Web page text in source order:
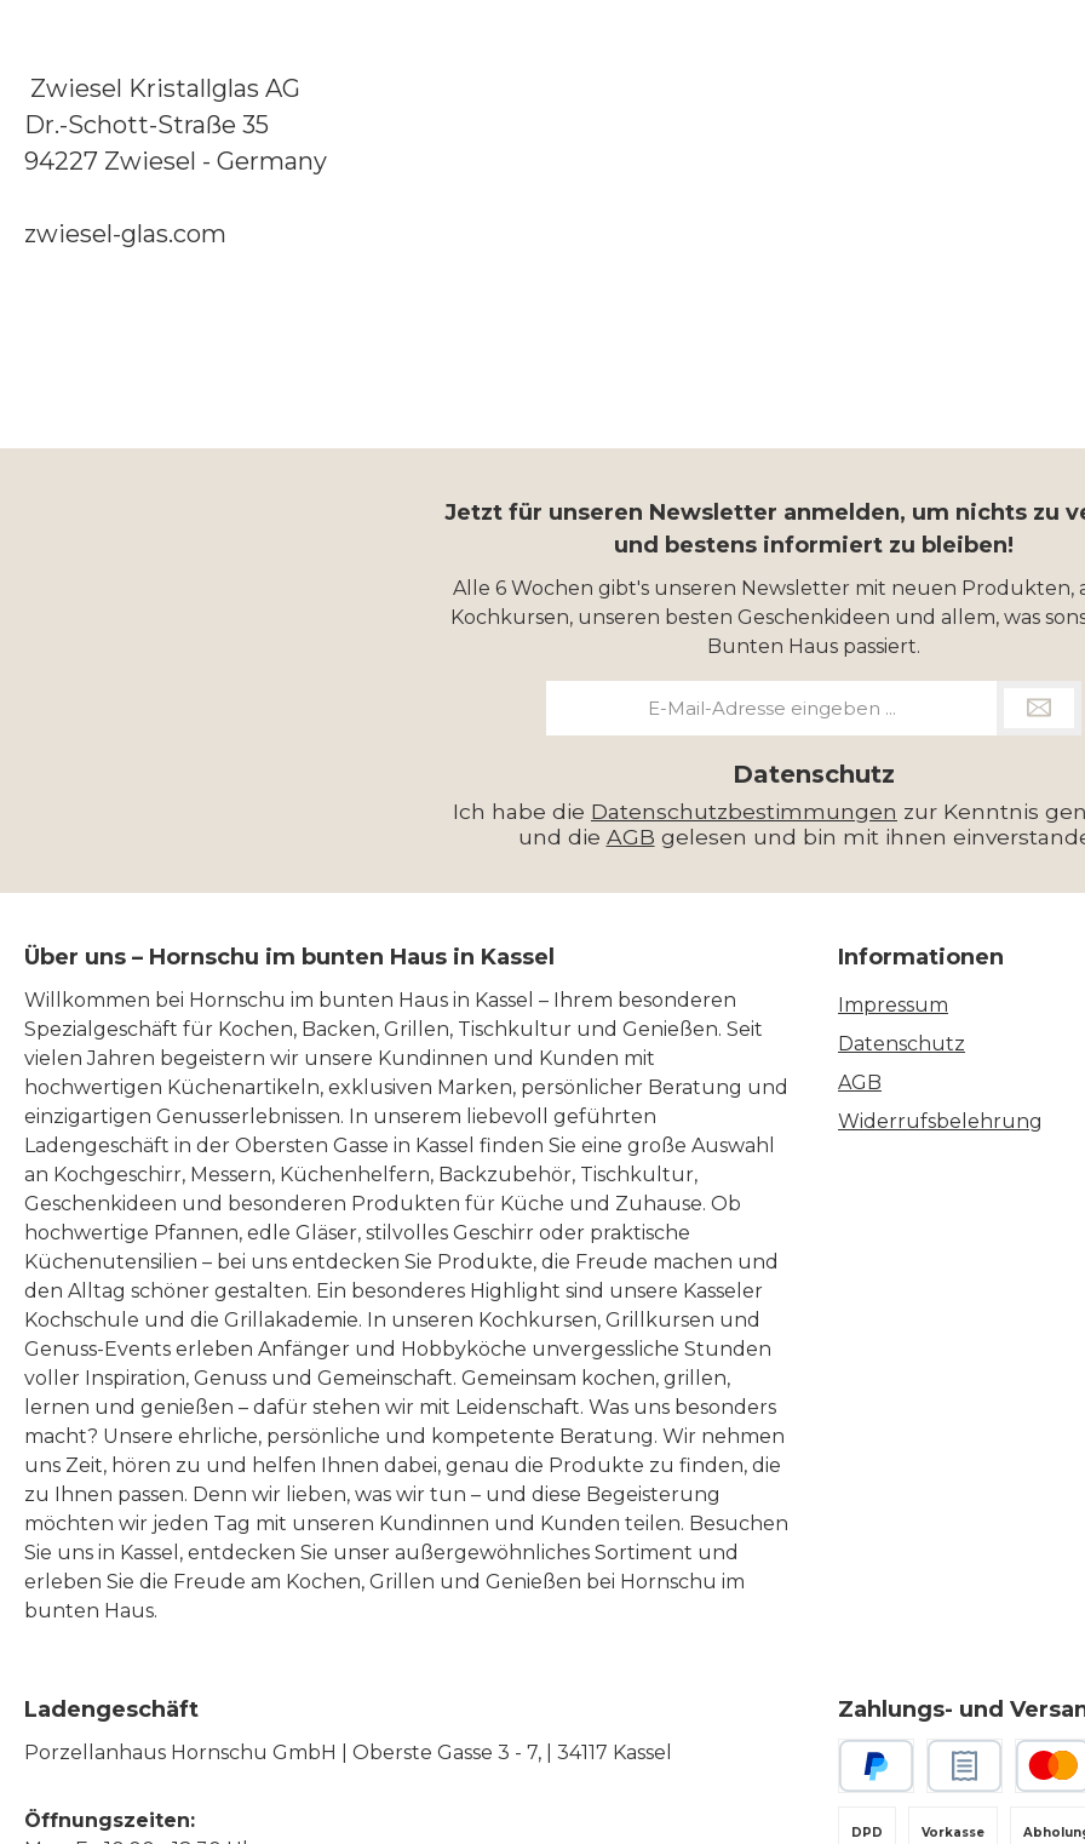
Zwiesel Kristallglas AG
Dr.-Schott-Straße 35
94227 Zwiesel - Germany
zwiesel-glas.com
Jetzt für unseren Newsletter anmelden, um nichts zu
und bestens informiert zu bleiben!
Alle 6 Wochen gibt's unseren Newsletter mit neuen Produkten,
Kochkursen, unseren besten Geschenkideen und allem, was
Bunten Haus passiert.
Datenschutz
Ich habe die Datenschutzbestimmungen zur Kenntnis
und die AGB gelesen und bin mit ihnen
Über uns – Hornschu im bunten Haus in Kassel
Willkommen bei Hornschu im bunten Haus in Kassel – Ihrem besonderen
Spezialgeschäft für Kochen, Backen, Grillen, Tischkultur und Genießen. Seit
vielen Jahren begeistern wir unsere Kundinnen und Kunden mit
hochwertigen Küchenartikeln, exklusiven Marken, persönlicher Beratung und
einzigartigen Genusserlebnissen. In unserem liebevoll geführten
Ladengeschäft in der Obersten Gasse in Kassel finden Sie eine große Auswahl
an Kochgeschirr, Messern, Küchenhelfern, Backzubehör, Tischkultur,
Geschenkideen und besonderen Produkten für Küche und Zuhause. Ob
hochwertige Pfannen, edle Gläser, stilvolles Geschirr oder praktische
Küchenutensilien – bei uns entdecken Sie Produkte, die Freude machen und
den Alltag schöner gestalten. Ein besonderes Highlight sind unsere Kasseler
Kochschule und die Grillakademie. In unseren Kochkursen, Grillkursen und
Genuss-Events erleben Anfänger und Hobbyköche unvergessliche Stunden
voller Inspiration, Genuss und Gemeinschaft. Gemeinsam kochen, grillen,
lernen und genießen – dafür stehen wir mit Leidenschaft. Was uns besonders
macht? Unsere ehrliche, persönliche und kompetente Beratung. Wir nehmen
uns Zeit, hören zu und helfen Ihnen dabei, genau die Produkte zu finden, die
zu Ihnen passen. Denn wir lieben, was wir tun – und diese Begeisterung
möchten wir jeden Tag mit unseren Kundinnen und Kunden teilen. Besuchen
Sie uns in Kassel, entdecken Sie unser außergewöhnliches Sortiment und
erleben Sie die Freude am Kochen, Grillen und Genießen bei Hornschu im
bunten Haus.
Informationen
Impressum
Datenschutz
AGB
Widerrufsbelehrung
Ladengeschäft
Porzellanhaus Hornschu GmbH | Oberste Gasse 3 - 7, | 34117 Kassel
Öffnungszeiten:
Zahlungs- und
Vorkasse
DPD